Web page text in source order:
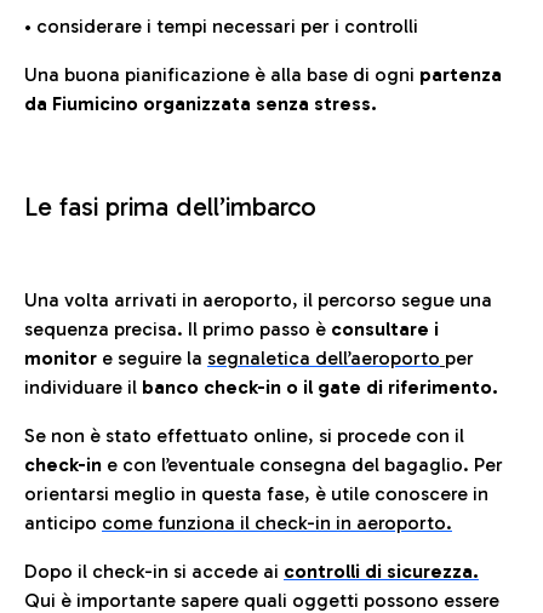
• considerare i tempi necessari per i controlli
Una buona pianificazione è alla base di ogni partenza
da Fiumicino organizzata senza stress.
Le fasi prima dell’imbarco
Una volta arrivati in aeroporto, il percorso segue una
sequenza precisa. Il primo passo è consultare i
monitor e seguire la segnaletica dell’aeroporto per
individuare il banco check-in o il gate di riferimento.
Se non è stato effettuato online, si procede con il
check-in e con l’eventuale consegna del bagaglio. Per
orientarsi meglio in questa fase, è utile conoscere in
anticipo come funziona il check-in in aeroporto.
Dopo il check-in si accede ai controlli di sicurezza.
Qui è importante sapere quali oggetti possono essere